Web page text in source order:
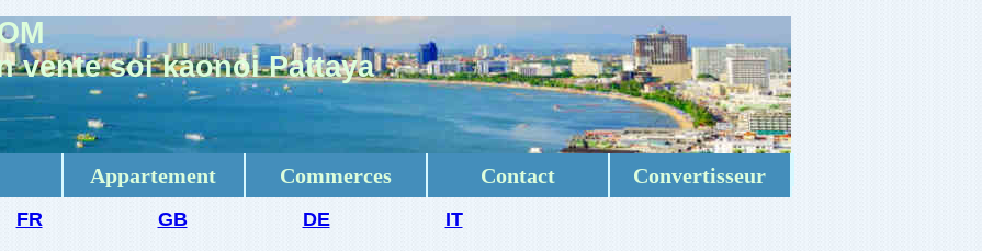
vente soi kaonoi Pattaya
Appartement Commerces Contact Convertisseur
FR GB DE IT